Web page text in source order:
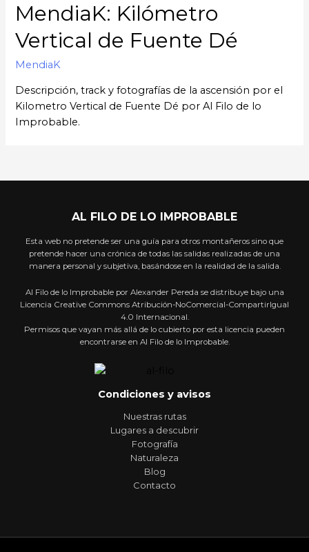
MendiaK: Kilómetro
Vertical de Fuente Dé
MendiaK
Descripción, track y fotografías de la ascensión por el
Kilometro Vertical de Fuente Dé por Al Filo de lo
Improbable.
AL FILO DE LO IMPROBABLE
Esta web no pretende ser una guía para otros montañeros sino que
pretende hacer una crónica de todas las salidas realizadas de una
manera personal y subjetiva, basándose en la realidad de la salida.
Al Filo de lo Improbable por Alexander Pereda se distribuye bajo una
Licencia Creative Commons Atribución-NoComercial-CompartirIgual
4.0 Internacional.
Permisos que vayan más allá de lo cubierto por esta licencia pueden
encontrarse en Al Filo de lo Improbable.
Condiciones y avisos
Nuestras rutas
Lugares a descubrir
Fotografía
Naturaleza
Blog
Contacto